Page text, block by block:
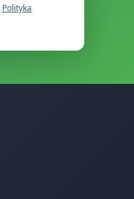
Polityka